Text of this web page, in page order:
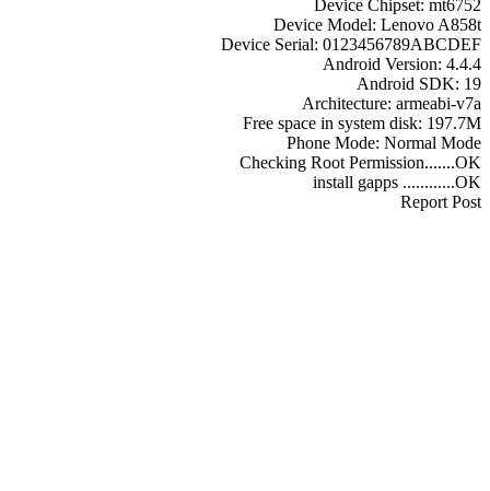
Device Chipset: mt6752
Device Model: Lenovo A858t
Device Serial: 0123456789ABCDEF
Android Version: 4.4.4
Android SDK: 19
Architecture: armeabi-v7a
Free space in system disk: 197.7M
Phone Mode: Normal Mode
Checking Root Permission.......OK
install gapps ............OK
Report Post